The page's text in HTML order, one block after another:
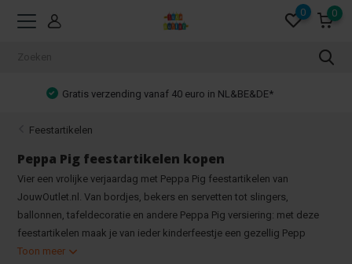
0 0
Achteraf betalen mogelijk!
Feestartikelen
Peppa Pig feestartikelen kopen
Vier een vrolijke verjaardag met Peppa Pig feestartikelen van
JouwOutlet.nl. Van bordjes, bekers en servetten tot slingers,
ballonnen, tafeldecoratie en andere Peppa Pig versiering: met deze
feestartikelen maak je van ieder kinderfeestje een gezellig Pepp
Toon meer